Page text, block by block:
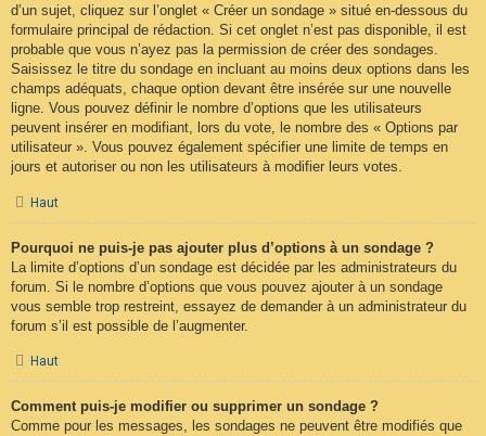
d’un sujet, cliquez sur l’onglet « Créer un sondage » situé en-dessous du
formulaire principal de rédaction. Si cet onglet n’est pas disponible, il est
probable que vous n’ayez pas la permission de créer des sondages.
Saisissez le titre du sondage en incluant au moins deux options dans les
champs adéquats, chaque option devant être insérée sur une nouvelle
ligne. Vous pouvez définir le nombre d’options que les utilisateurs
peuvent insérer en modifiant, lors du vote, le nombre des « Options par
utilisateur ». Vous pouvez également spécifier une limite de temps en
jours et autoriser ou non les utilisateurs à modifier leurs votes.
Haut
Pourquoi ne puis-je pas ajouter plus d’options à un sondage ?
La limite d’options d’un sondage est décidée par les administrateurs du
forum. Si le nombre d’options que vous pouvez ajouter à un sondage
vous semble trop restreint, essayez de demander à un administrateur du
forum s’il est possible de l’augmenter.
Haut
Comment puis-je modifier ou supprimer un sondage ?
Comme pour les messages, les sondages ne peuvent être modifiés que